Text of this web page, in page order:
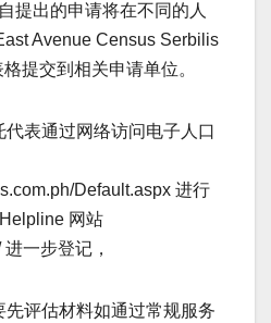
提出的申请将在不同的人
Avenue Census Serbilis
提交到相关申请单位。
表通过网络访问电子人口
Default.aspx 进行
网站
一步登记，
评估材料如通过常规服务